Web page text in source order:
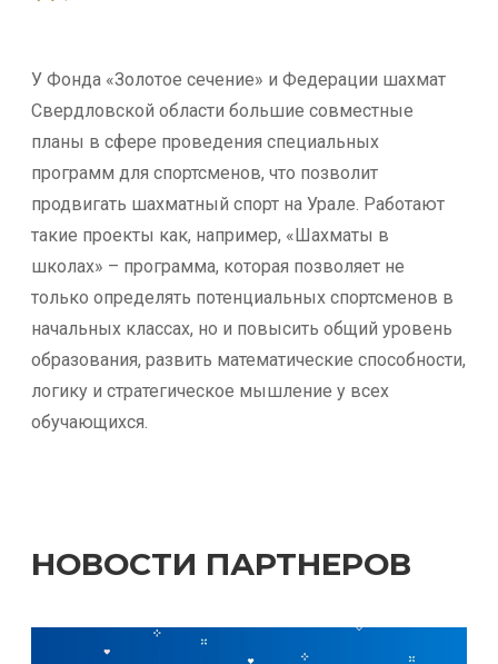
У Фонда «Золотое сечение» и Федерации шахмат
Свердловской области большие совместные
планы в сфере проведения специальных
программ для спортсменов, что позволит
продвигать шахматный спорт на Урале. Работают
такие проекты как, например, «Шахматы в
школах» – программа, которая позволяет не
только определять потенциальных спортсменов в
начальных классах, но и повысить общий уровень
образования, развить математические способности,
логику и стратегическое мышление у всех
обучающихся.
НОВОСТИ ПАРТНЕРОВ